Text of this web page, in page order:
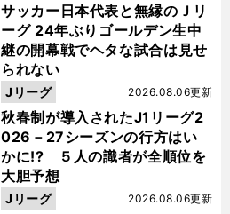
サッカー日本代表と無縁のＪリ
ーグ 24年ぶりゴールデン生中
継の開幕戦でヘタな試合は見せ
られない
秋春制が導入されたJ1リーグ2
026－27シーズンの行方はい
かに!? ５人の識者が全順位を
大胆予想
2026.08.06更新
Jリーグ
2026.08.06更新
Jリーグ